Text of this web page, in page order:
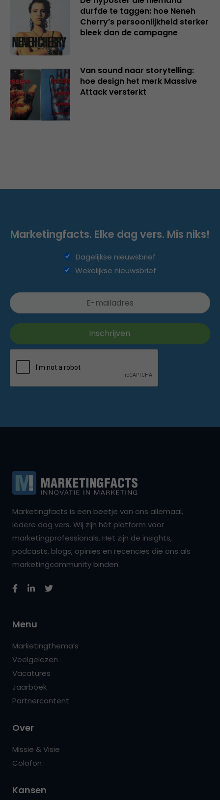
durfde te taggen: hoe Neneh
Cherry’s persoonlijkheid sterker
bleek dan de campagne
Van sound naar storytelling:
hoe design het merk Massive
Attack versterkt
Marketingfacts. Elke dag vers. Mis niks!
Dagelijkse nieuwsbrief
Wekelijkse nieuwsbrief
Marketingfacts is een beetje van ons allemaal,
iedere dag vers. Wij zijn hét platform voor
marketingprofessionals. Het zijn de insights,
podcasts, blogs, opinies en recencies die ons als
marketingcommunity binden.
Menu
Marketingthema’s
Veelgelezen
Vacatures
Jaarboek
Partnercontent
Over
Missie & Visie
Colofon
Kansen